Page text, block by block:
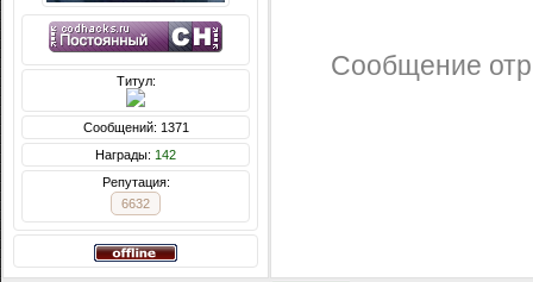
Титул:
Сообщений: 1371
Награды: 142
Репутация:
6632
Сообщение